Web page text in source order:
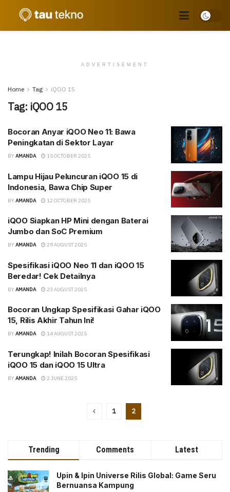
ADVERTISEMENT
Home Tag iQOO 15
Tag: iQOO 15
Bocoran Anyar iQOO Neo 11: Bawa
Peningkatan di Sektor Layar
BY AMANDA 15 OCTOBER 2025
Lampu Hijau Peluncuran iQOO 15 di
Indonesia, Bawa Chip Super
BY AMANDA 12 OCTOBER 2025
iQOO Siapkan HP Mini dengan Baterai
Jumbo dan SoC Premium
BY AMANDA 29 AUGUST 2025
Spesifikasi iQOO Neo 11 dan iQOO 15
Beredar! Cek Detailnya
BY AMANDA 23 AUGUST 2025
Bocoran Ungkap Spesifikasi Gahar iQOO
15, Rilis Akhir Tahun Ini!
BY AMANDA 14 AUGUST 2025
Terungkap! Inilah Bocoran Spesifikasi
iQOO 15 dan iQOO 15 Ultra
BY AMANDA 2 JUNE 2025
1 2
Trending Comments Latest
Upin & Ipin Universe Rilis Global: Game Seru
Bernuansa Kampung